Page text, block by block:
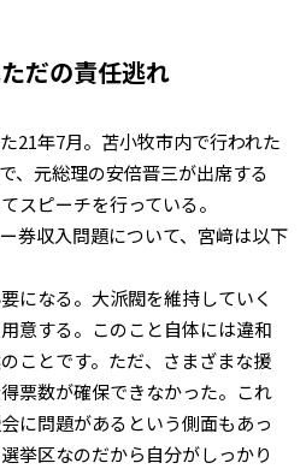
だの責任逃れ
21年7月。苫小牧市内で行われた
、元総理の安倍晋三が出席する
スピーチを行っている。
券収入問題について、宮﨑は以下
になる。大派閥を維持していく
意する。このこと自体には違和
ことです。ただ、さまざまな援
票数が確保できなかった。これ
に問題があるという側面もあっ
挙区なのだから自分がしっかり